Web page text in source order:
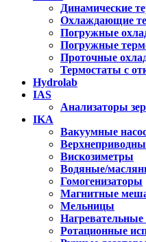
Динамические
Охлаждающие
Погружные
Погружные
Проточные
Термостаты с
Hydrolab
IAS
Анализаторы
IKA
Вакуумные
Вискозиметры
Водяные/
Гомогенизаторы
Магнитные
Мельницы
Ротационные